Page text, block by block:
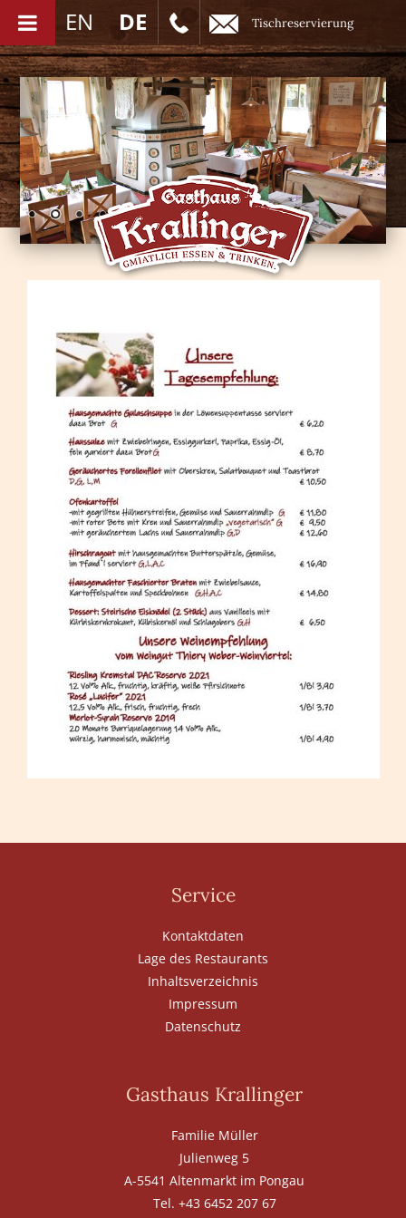
EN DE Tischreservierung
Service
Kontaktdaten
Lage des Restaurants
Inhaltsverzeichnis
Impressum
Datenschutz
Gasthaus Krallinger
Familie Müller
Julienweg 5
A-5541 Altenmarkt im Pongau
Tel. +43 6452 207 67